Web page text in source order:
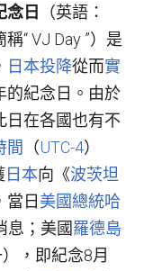
念日
（英語：
稱“VJ Day ”）是
日本投降從而實
的紀念日。由於
日在各國也有不
間 （UTC-4）
日本向《波茨坦
當日 美國總統哈
息；美國羅德島
，即紀念8月